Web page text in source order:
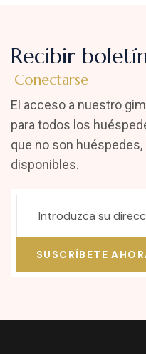
Recibir
Conectarse
El acceso a nuestro
para todos los
que no son
disponibles.
SUSCRÍBETE